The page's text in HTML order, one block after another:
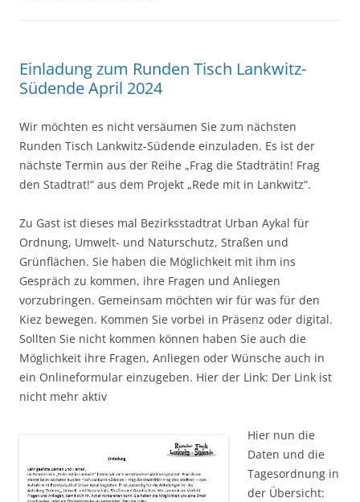
Einladung zum Runden Tisch Lankwitz-
Südende April 2024
Wir möchten es nicht versäumen Sie zum nächsten
Runden Tisch Lankwitz-Südende einzuladen. Es ist der
nächste Termin aus der Reihe „Frag die Stadträtin! Frag
den Stadtrat!“ aus dem Projekt „Rede mit in Lankwitz“.
Zu Gast ist dieses mal Bezirksstadtrat Urban Aykal für
Ordnung, Umwelt- und Naturschutz, Straßen und
Grünflächen. Sie haben die Möglichkeit mit ihm ins
Gespräch zu kommen, ihre Fragen und Anliegen
vorzubringen. Gemeinsam möchten wir für was für den
Kiez bewegen. Kommen Sie vorbei in Präsenz oder digital.
Sollten Sie nicht kommen können haben Sie auch die
Möglichkeit ihre Fragen, Anliegen oder Wünsche auch in
ein Onlineformular einzugeben. Hier der Link: Der Link ist
nicht mehr aktiv
Hier nun die
Daten und die
Tagesordnung in
der Übersicht: